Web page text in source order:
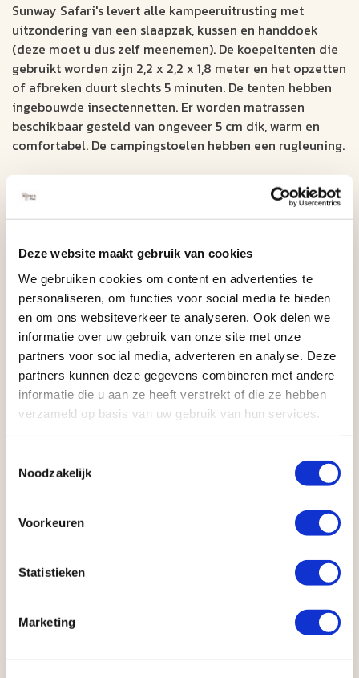
Deze website maakt gebruik van cookies
We gebruiken cookies om content en advertenties te
personaliseren, om functies voor social media te bieden
en om ons websiteverkeer te analyseren. Ook delen we
informatie over uw gebruik van onze site met onze
partners voor social media, adverteren en analyse. Deze
partners kunnen deze gegevens combineren met andere
informatie die u aan ze heeft verstrekt of die ze hebben
verzameld op basis van uw gebruik van hun services.
Noodzakelijk
Voorkeuren
Statistieken
Marketing
Sunway Safari's levert alle kampeeruitrusting met
uitzondering van een slaapzak, kussen en handdoek
(deze moet u dus zelf meenemen). De koepeltenten die
gebruikt worden zijn 2,2 x 2,2 x 1,8 meter en het opzetten
of afbreken duurt slechts 5 minuten. De tenten hebben
ingebouwde insectennetten. Er worden matrassen
beschikbaar gesteld van ongeveer 5 cm dik, warm en
comfortabel. De campingstoelen hebben een rugleuning.
. U dient zelf
een slaapzak, een (compact) kussen en een handdoek
mee te nemen. Mocht u zelf geen slaapzak hebben, dan
kantoor voor Euro 1 per slaapzak per dag op tour.
Gelieve dit te reserveren op het moment van boeking.
Voor deze Small-Group kampeersafari wordt een
verplichte "local payment" toegepast. De kosten hiervoor
zijnUS $ 300,- per persoon. Dit is een bijdrage voor de